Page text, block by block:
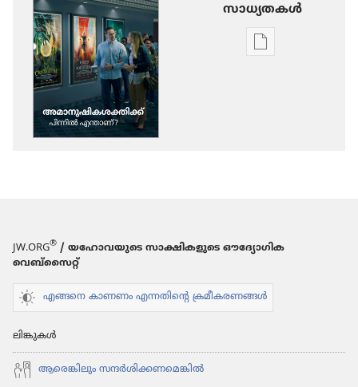
സാധ്യതകള്‍
പിന്നിൽ
JW.ORG® / യഹോവയുടെ സാക്ഷികളുടെ ഔദ്യോഗിക
വെബ്സൈറ്റ്
എങ്ങനെ കാണണം എന്നതിന്റെ ക്രമീകരണങ്ങൾ
ലിങ്കുകൾ
ആരെങ്കി​ലും സന്ദർശി​ക്ക​ണ​മെ​ങ്കിൽ